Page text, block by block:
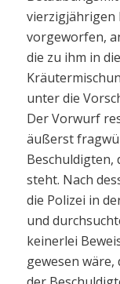
vierzigjährigen
vorgeworfen,
die zu ihm in
unter die
Der Vorwurf
äußerst
Beschuldigten,
steht. Nach
die Polizei in
und
keinerlei
gewesen